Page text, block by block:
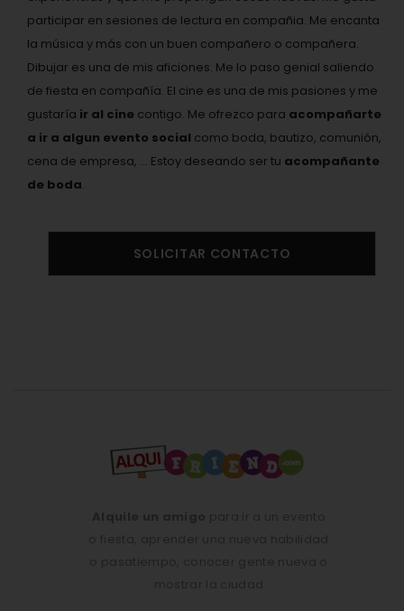
participar en sesiones de lectura en compañia. Me encanta
la música y más con un buen compañero o compañera.
Dibujar es una de mis aficiones. Me lo paso genial saliendo
de fiesta en compañía. El cine es una de mis pasiones y me
gustaría ir al cine contigo. Me ofrezco para acompañarte
a ir a algun evento social como boda, bautizo, comunión,
cena de empresa, ... Estoy deseando ser tu acompañante
de boda.
SOLICITAR CONTACTO